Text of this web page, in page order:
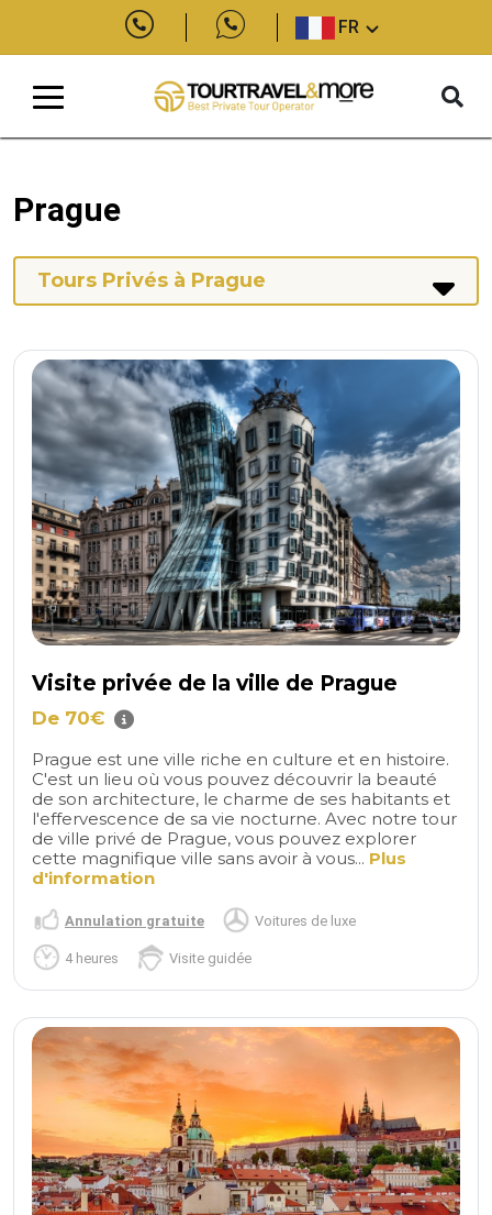
FR
Prague
Tours Privés à Prague
Visite privée de la ville de Prague
De 70€
Prague est une ville riche en culture et en histoire.
C'est un lieu où vous pouvez découvrir la beauté
de son architecture, le charme de ses habitants et
l'effervescence de sa vie nocturne. Avec notre tour
de ville privé de Prague, vous pouvez explorer
cette magnifique ville sans avoir à vous... Plus
d'information
Annulation gratuite Voitures de luxe
4 heures Visite guidée